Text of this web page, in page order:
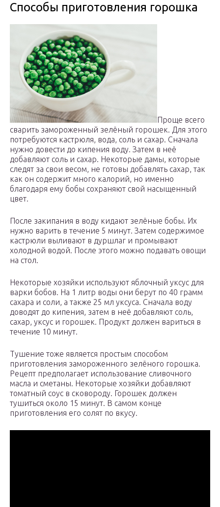
Способы приготовления горошка
Проще всего
сварить замороженный зелёный горошек. Для этого
потребуются кастрюля, вода, соль и сахар. Сначала
нужно довести до кипения воду. Затем в неё
добавляют соль и сахар. Некоторые дамы, которые
следят за свои весом, не готовы добавлять сахар, так
как он содержит много калорий, но именно
благодаря ему бобы сохраняют свой насыщенный
цвет.
После закипания в воду кидают зелёные бобы. Их
нужно варить в течение 5 минут. Затем содержимое
кастрюли выливают в дуршлаг и промывают
холодной водой. После этого можно подавать овощи
на стол.
Некоторые хозяйки используют яблочный уксус для
варки бобов. На 1 литр воды они берут по 40 грамм
сахара и соли, а также 25 мл уксуса. Сначала воду
доводят до кипения, затем в неё добавляют соль,
сахар, уксус и горошек. Продукт должен вариться в
течение 10 минут.
Тушение тоже является простым способом
приготовления замороженного зелёного горошка.
Рецепт предполагает использование сливочного
масла и сметаны. Некоторые хозяйки добавляют
томатный соус в сковороду. Горошек должен
тушиться около 15 минут. В самом конце
приготовления его солят по вкусу.